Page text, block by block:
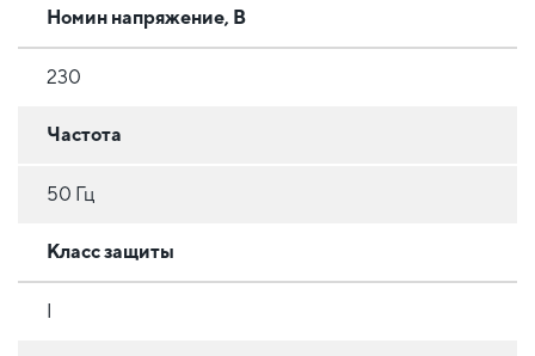
Номин напряжение, В
230
Частота
50 Гц
Класс защиты